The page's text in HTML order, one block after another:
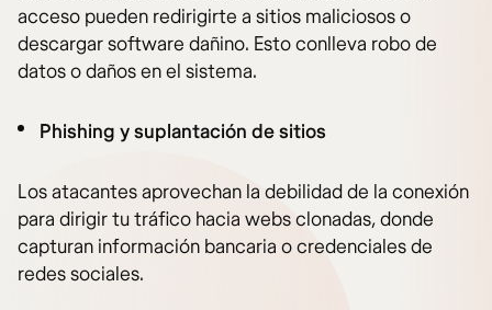
acceso pueden redirigirte a sitios maliciosos o
descargar software dañino. Esto conlleva robo de
datos o daños en el sistema.
Phishing y suplantación de sitios
Los atacantes aprovechan la debilidad de la conexión
para dirigir tu tráfico hacia webs clonadas, donde
capturan información bancaria o credenciales de
redes sociales.